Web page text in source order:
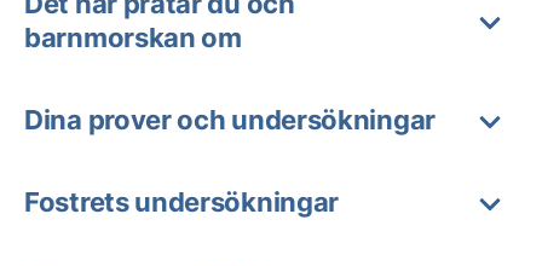
barnmorskan om
Dina prover och undersökningar
Fostrets undersökningar